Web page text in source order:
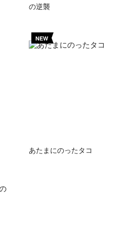
の逆襲
NEW
あたまにのったタコ